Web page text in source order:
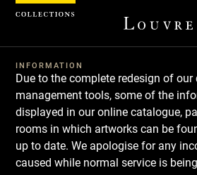
INFORMATION
Due to the complete redesign of
management tools, some of the
displayed in our online catalogue,
rooms in which artworks can be
up to date. We apologise for any
caused while normal service is
Cookies management panel